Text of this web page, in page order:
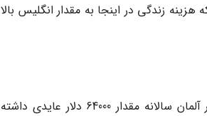
زندگی در اینجا به مقدار انگلیس بالا
محققان تازه کار می توانند انتظار داشته باشند، با کار کردم به عنوان محقق در آلمان سالانه مقدار 64000 دلار عایدی داشته